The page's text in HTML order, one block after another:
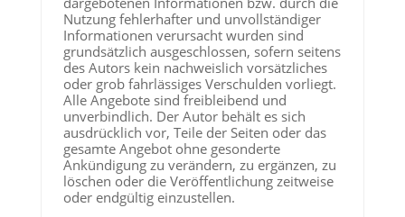
Nutzung fehlerhafter und unvollständiger
Informationen verursacht wurden sind
grundsätzlich ausgeschlossen, sofern seitens
des Autors kein nachweislich vorsätzliches
oder grob fahrlässiges Verschulden vorliegt.
Alle Angebote sind freibleibend und
unverbindlich. Der Autor behält es sich
ausdrücklich vor, Teile der Seiten oder das
gesamte Angebot ohne gesonderte
Ankündigung zu verändern, zu ergänzen, zu
löschen oder die Veröffentlichung zeitweise
oder endgültig einzustellen.